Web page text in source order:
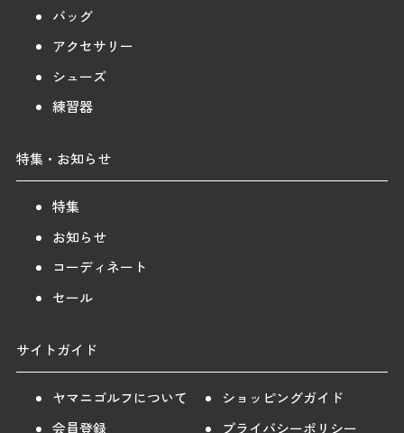
バッグ
アクセサリー
シューズ
練習器
特集・お知らせ
特集
お知らせ
コーディネート
セール
サイトガイド
ヤマニゴルフについて
ショッピングガイド
会員登録
プライバシーポリシー